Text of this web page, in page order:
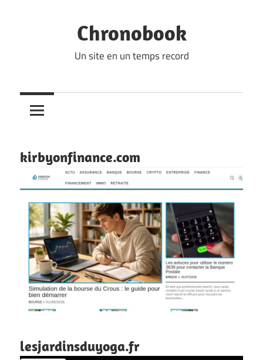
Chronobook
Un site en un temps record
kirbyonfinance.com
lesjardinsduyoga.fr